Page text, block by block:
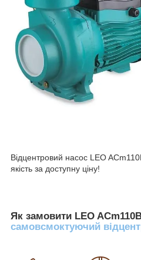
Відцентровий насос LEO
якість за доступну ціну!
Як замовити LEO
самовсмоктуючий